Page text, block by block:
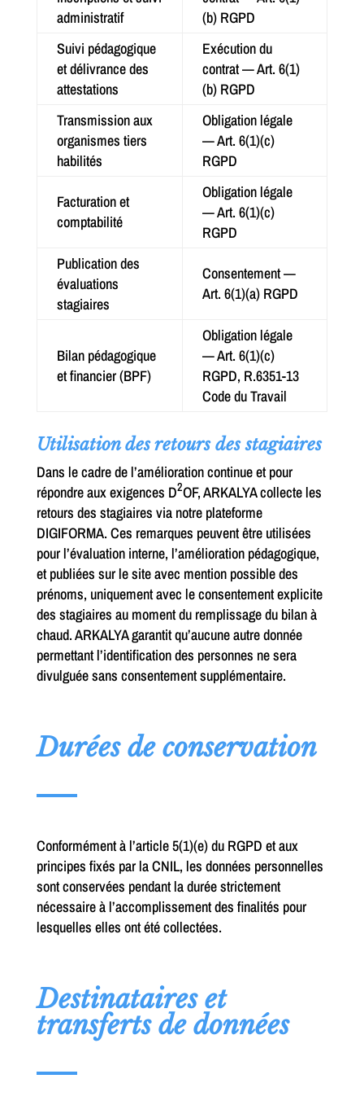
administratif
(b) RGPD
Suivi pédagogique
et délivrance des
attestations
Exécution du
contrat — Art. 6(1)
(b) RGPD
Transmission aux
organismes tiers
habilités
Obligation légale
— Art. 6(1)(c)
RGPD
Facturation et
comptabilité
Obligation légale
— Art. 6(1)(c)
RGPD
Publication des
évaluations
stagiaires
Consentement —
Art. 6(1)(a) RGPD
Bilan pédagogique
et financier (BPF)
Obligation légale
— Art. 6(1)(c)
RGPD, R.6351-13
Code du Travail
Utilisation des retours des stagiaires
Dans le cadre de l’amélioration continue et pour
répondre aux exigences D2OF, ARKALYA collecte les
retours des stagiaires via notre plateforme
DIGIFORMA. Ces remarques peuvent être utilisées
pour l’évaluation interne, l’amélioration pédagogique,
et publiées sur le site avec mention possible des
prénoms, uniquement avec le consentement explicite
des stagiaires au moment du remplissage du bilan à
chaud. ARKALYA garantit qu’aucune autre donnée
permettant l’identification des personnes ne sera
divulguée sans consentement supplémentaire.
Durées de conservation
Conformément à l’article 5(1)(e) du RGPD et aux
principes fixés par la CNIL, les données personnelles
sont conservées pendant la durée strictement
nécessaire à l’accomplissement des finalités pour
lesquelles elles ont été collectées.
Destinataires et
transferts de données